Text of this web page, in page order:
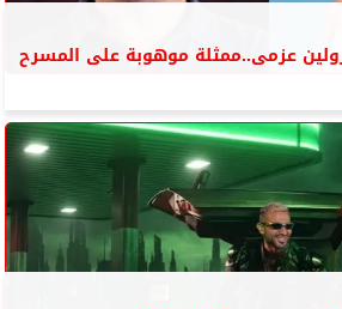
عزمى..ممثلة موهوبة على المسرح